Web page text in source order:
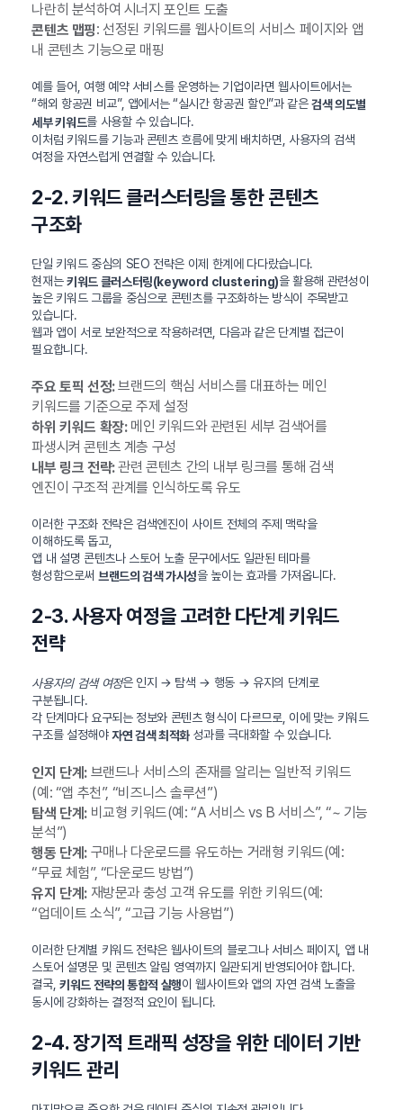
나란히 분석하여 시너지 포인트 도출
콘텐츠 맵핑: 선정된 키워드를 웹사이트의 서비스 페이지와 앱
내 콘텐츠 기능으로 매핑
예를 들어, 여행 예약 서비스를 운영하는 기업이라면 웹사이트에서는
“해외 항공권 비교”, 앱에서는 “실시간 항공권 할인”과 같은검색 의도별
세부 키워드를 사용할 수 있습니다.
이처럼 키워드를 기능과 콘텐츠 흐름에 맞게 배치하면, 사용자의 검색
여정을 자연스럽게 연결할 수 있습니다.
2-2. 키워드 클러스터링을 통한 콘텐츠
구조화
단일 키워드 중심의 SEO 전략은 이제 한계에 다다랐습니다.
현재는키워드 클러스터링(keyword clustering)을 활용해 관련성이
높은 키워드 그룹을 중심으로 콘텐츠를 구조화하는 방식이 주목받고
있습니다.
웹과 앱이 서로 보완적으로 작용하려면, 다음과 같은 단계별 접근이
필요합니다.
주요 토픽 선정:브랜드의 핵심 서비스를 대표하는 메인
키워드를 기준으로 주제 설정
하위 키워드 확장:메인 키워드와 관련된 세부 검색어를
파생시켜 콘텐츠 계층 구성
내부 링크 전략:관련 콘텐츠 간의 내부 링크를 통해 검색
엔진이 구조적 관계를 인식하도록 유도
이러한 구조화 전략은 검색엔진이 사이트 전체의 주제 맥락을
이해하도록 돕고,
앱 내 설명 콘텐츠나 스토어 노출 문구에서도 일관된 테마를
형성함으로써 브랜드의 검색 가시성을 높이는 효과를 가져옵니다.
2-3. 사용자 여정을 고려한 다단계 키워드
전략
사용자의 검색 여정은 인지 → 탐색 → 행동 → 유지의 단계로
구분됩니다.
각 단계마다 요구되는 정보와 콘텐츠 형식이 다르므로, 이에 맞는 키워드
구조를 설정해야자연 검색 최적화 성과를 극대화할 수 있습니다.
인지 단계:브랜드나 서비스의 존재를 알리는 일반적 키워드
(예: “앱 추천”, “비즈니스 솔루션”)
탐색 단계:비교형 키워드(예: “A 서비스 vs B 서비스”, “~ 기능
분석”)
행동 단계:구매나 다운로드를 유도하는 거래형 키워드(예:
“무료 체험”, “다운로드 방법”)
유지 단계:재방문과 충성 고객 유도를 위한 키워드(예:
“업데이트 소식”, “고급 기능 사용법”)
이러한 단계별 키워드 전략은 웹사이트의 블로그나 서비스 페이지, 앱 내
스토어 설명문 및 콘텐츠 알림 영역까지 일관되게 반영되어야 합니다.
결국, 키워드 전략의 통합적 실행이 웹사이트와 앱의 자연 검색 노출을
동시에 강화하는 결정적 요인이 됩니다.
2-4. 장기적 트래픽 성장을 위한 데이터 기반
키워드 관리